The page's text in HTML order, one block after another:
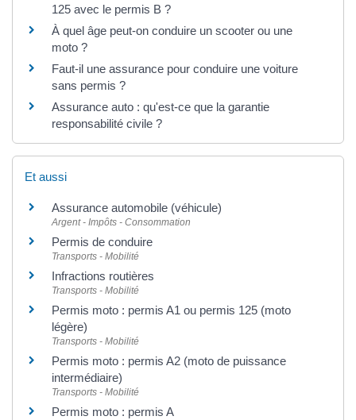
125 avec le permis B ?
À quel âge peut-on conduire un scooter ou une
moto ?
Faut-il une assurance pour conduire une voiture
sans permis ?
Assurance auto : qu'est-ce que la garantie
responsabilité civile ?
Et aussi
Assurance automobile (véhicule)
Argent - Impôts - Consommation
Permis de conduire
Transports - Mobilité
Infractions routières
Transports - Mobilité
Permis moto : permis A1 ou permis 125 (moto
légère)
Transports - Mobilité
Permis moto : permis A2 (moto de puissance
intermédiaire)
Transports - Mobilité
Permis moto : permis A